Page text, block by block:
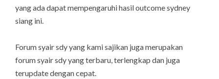
yang ada dapat mempengaruhi hasil outcome sydney
siang ini.
Forum syair sdy yang kami sajikan juga merupakan
forum syair sdy yang terbaru, terlengkap dan juga
terupdate dengan cepat.